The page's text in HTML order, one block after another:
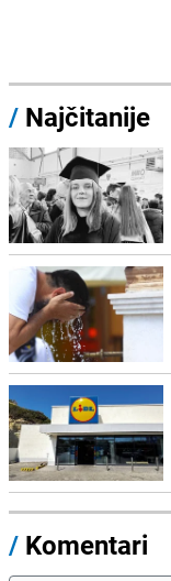
/ Najčitanije
/ Komentari